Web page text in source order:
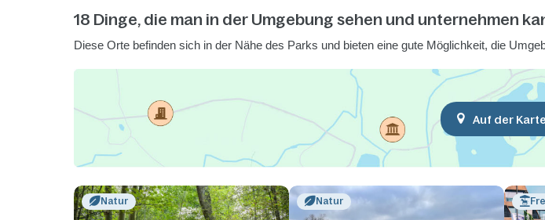
18 Dinge, die man in der Umgebung sehen und unternehmen
Diese Orte befinden sich in der Nähe des Parks und bieten eine gute Möglichkeit, die
Auf der
Natur Natur